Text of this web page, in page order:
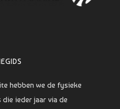
hebben we de fysieke
ieder jaar via de